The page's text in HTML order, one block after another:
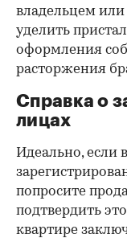
владельцем или
уделить
оформления
расторжения
Справка о
лицах
Идеально, если
попросите
подтвердить
квартире